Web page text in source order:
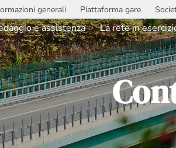
generali Piattaforma gare
e assistenza La rete in